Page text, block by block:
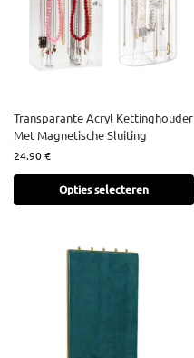
Transparante Acryl Kettinghouder
Met Magnetische Sluiting
24.90€
Opties selecteren